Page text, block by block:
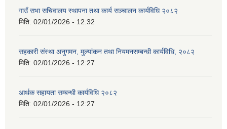
गाउँ सभा सचिवालय स्थापना तथा कार्य सञ्चालन कार्यविधि २०८२
मिति: 02/01/2026 - 12:32
सहकारी संस्था अनुगमन, मुल्यांकन तथा नियमनसम्बन्धी कार्यविधि, २०८२
मिति: 02/01/2026 - 12:27
आर्थक सहायता सम्बन्धी कार्यविधि २०८२
मिति: 02/01/2026 - 12:27